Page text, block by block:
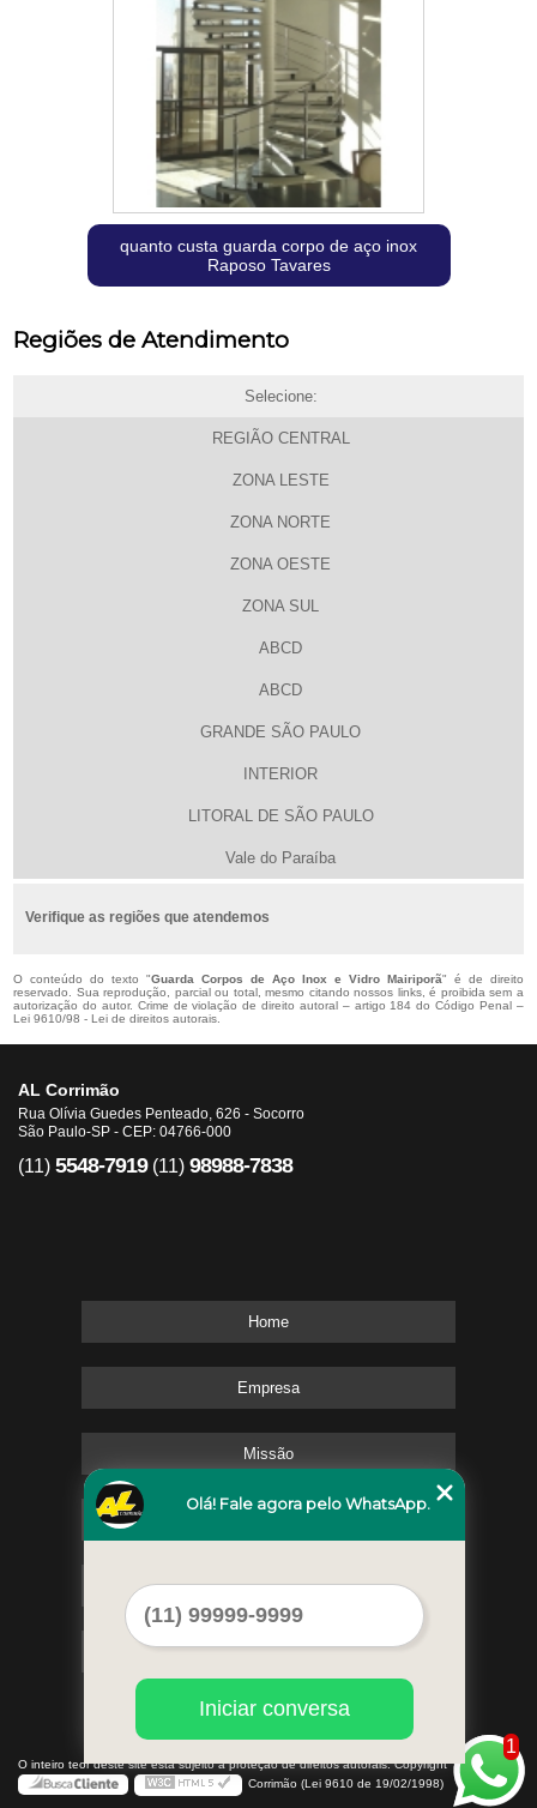
quanto custa guarda corpo de aço inox
Raposo Tavares
Regiões de Atendimento
Selecione:
REGIÃO CENTRAL
ZONA LESTE
ZONA NORTE
ZONA OESTE
ZONA SUL
ABCD
ABCD
GRANDE SÃO PAULO
INTERIOR
LITORAL DE SÃO PAULO
Vale do Paraíba
Verifique as regiões que atendemos
O conteúdo do texto "Guarda Corpos de Aço Inox e Vidro Mairiporã" é de direito
reservado. Sua reprodução, parcial ou total, mesmo citando nossos links, é proibida sem a
autorização do autor. Crime de violação de direito autoral – artigo 184 do Código Penal –
Lei 9610/98 - Lei de direitos autorais
AL Corrimão
Rua Olívia Guedes Penteado, 626 - Socorro
São Paulo-SP - CEP: 04766-000
(11) 5548-7919 (11) 98988-7838
Home
Empresa
Missão
Contato
Mapa do site
O inteiro teor deste site está sujeito à proteção de direitos autorais. Copyright
AL
Corrimão (Lei 9610 de 19/02/1998)
1
Olá! Fale agora pelo WhatsApp.
Iniciar conversa